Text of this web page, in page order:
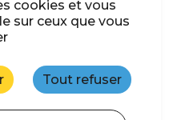
cookies et vous
sur ceux que vous
Tout refuser